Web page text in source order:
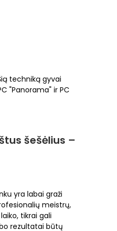
techniką gyvai
"Panorama" ir PC
šešėlius –
yra labai graži
meistrų,
tikrai gali
rezultatai būtų